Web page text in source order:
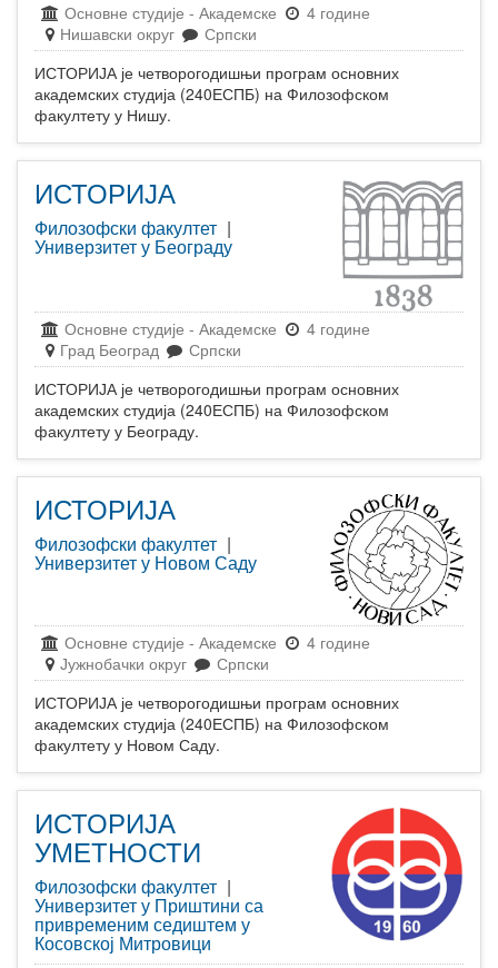
Основне студије - Академске
4 године
Нишавски округ
Српски
ИСТОРИЈА је четворогодишњи програм основних
академских студија (240ЕСПБ) на Филозофском
факултету у Нишу.
ИСТОРИЈА
Филозофски факултет |
Универзитет у Београду
Основне студије - Академске
4 године
Град Београд
Српски
ИСТОРИЈА је четворогодишњи програм основних
академских студија (240ЕСПБ) на Филозофском
факултету у Београду.
ИСТОРИЈА
Филозофски факултет |
Универзитет у Новом Саду
Основне студије - Академске
4 године
Јужнобачки округ
Српски
ИСТОРИЈА је четворогодишњи програм основних
академских студија (240ЕСПБ) на Филозофском
факултету у Новом Саду.
ИСТОРИЈА
УМЕТНОСТИ
Филозофски факултет |
Универзитет у Приштини са
привременим седиштем у
Косовској Митровици